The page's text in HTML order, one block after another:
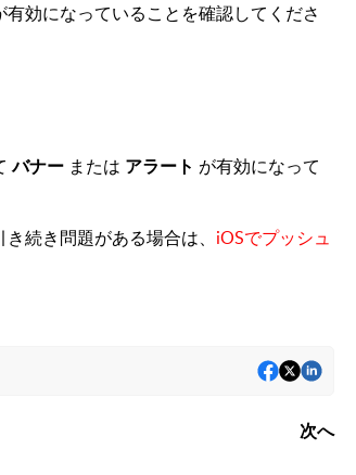
効になっていることを確認してくださ
バナー または アラート が有効になって
続き問題がある場合は、 iOSでプッシュ
次へ